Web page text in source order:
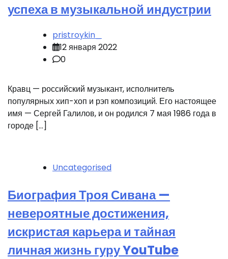
успеха в музыкальной индустрии
pristroykin_
12 января 2022
0
Кравц — российский музыкант, исполнитель
популярных хип-хоп и рэп композиций. Его настоящее
имя — Сергей Галилов, и он родился 7 мая 1986 года в
городе […]
Uncategorised
Биография Троя Сивана —
невероятные достижения,
искристая карьера и тайная
личная жизнь гуру YouTube